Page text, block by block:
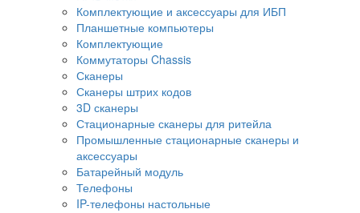
Комплектующие и аксессуары для ИБП
Планшетные компьютеры
Комплектующие
Коммутаторы Chassis
Сканеры
Сканеры штрих кодов
3D сканеры
Стационарные сканеры для ритейла
Промышленные стационарные сканеры и
аксессуары
Батарейный модуль
Телефоны
IP-телефоны настольные